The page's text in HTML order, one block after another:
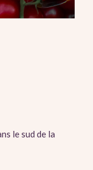
le sud de la